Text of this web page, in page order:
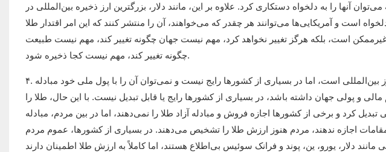
آنها را به دلخواه دستکاری کرد. علاوه بر این، مانند دلار، بزرگترین ارز ذخیره بین‌المللی در
است و آمریکایی‌ها می‌توانند هر چقدر که می‌خواهند، آن را منتشر کنند که این امر اقتدار طلا
غیرممکن است، بلکه هرگز تغییر نخواهد کرد، مهم نیست جهان چگونه تغییر کند، مهم نیست طبیعت
چگونه تغییر کند، مهم نیست کجا ذخیره شود.
۴. اگرچه واحد پول برخی از کشورها و مناطق، یک ارز بین‌المللی است، اما در بسیاری از کشورها رایج نیست و نمی‌توان آن را با پول ملی خود مبادله
و پولی جهان داشته باشد، در بسیاری از کشورها رایج یا قابل تبدیل نیست. با این حال، طلا را
کرد و برخی از کشورها اجازه فروش و مبادله آزاد طلا را نمی‌دهند، اما در بین مردم، مبادله
اجازه ندهند، مردم هنوز ارزش طلا را تشخیص می‌دهند. در بسیاری از کشورها، عموم مردم